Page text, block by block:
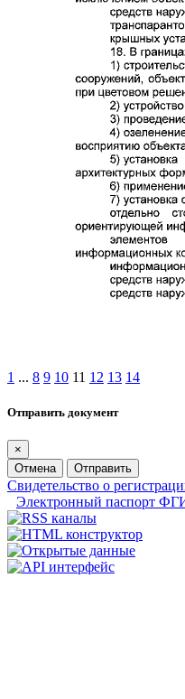
1 ... 8 9 10 11 12 13 14
Отправить документ
×
Отмена
Отправить
Свидетельство о
Электронный паспорт